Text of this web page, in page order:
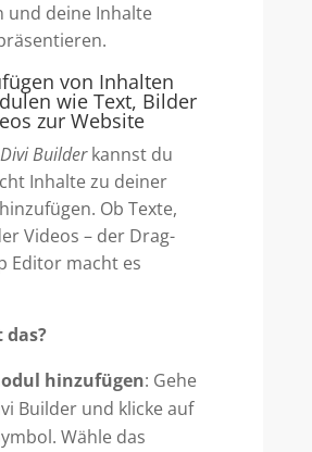
und deine Inhalte
von Inhalten
wie Text, Bilder
zur Website
Divi Builderkannst du
Inhalte zu deiner
Ob Texte,
Videos – der Drag-
Editor macht es
das?
hinzufügen: Gehe
Builder und klicke auf
Wähle das